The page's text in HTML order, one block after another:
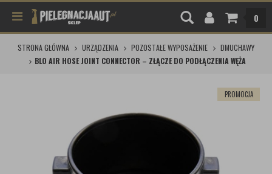
0
STRONA GŁÓWNA URZĄDZENIA POZOSTAŁE WYPOSAŻENIE
DMUCHAWY
BLO AIR HOSE JOINT CONNECTOR – ZŁĄCZE DO PODŁĄCZENIA WĘŻA
PROMOCJA